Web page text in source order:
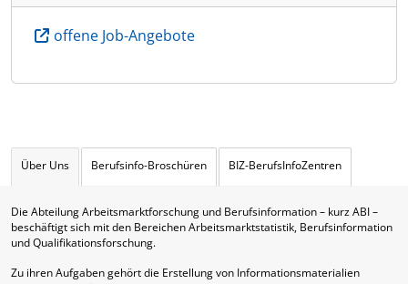
offene Job-Angebote
Über Uns Berufsinfo-Broschüren BIZ-BerufsInfoZentren
Die Abteilung Arbeitsmarktforschung und Berufsinformation – kurz ABI –
beschäftigt sich mit den Bereichen Arbeitsmarktstatistik, Berufsinformation
und Qualifikationsforschung.
Zu ihren Aufgaben gehört die Erstellung von Informationsmaterialien